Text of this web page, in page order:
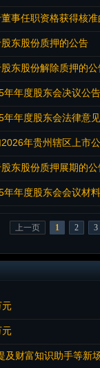
事任职资格获得核
东股份质押的公告
东股份解除质押的公
年度股东会决议公告
年度股东会法律意
东股份质押展期的公
年度股东会会议材料
上一页 1 2 3
元
元
及财富知识助手等新